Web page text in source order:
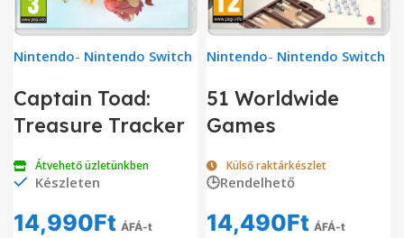
Nintendo- Nintendo Switch
Captain Toad:
Treasure Tracker
Átvehető üzletünkben
Készleten
14,990Ft ÁFÁ-t
Nintendo- Nintendo Switch
51 Worldwide
Games
Külső raktárkészlet
🕒Rendelhető
14,490Ft ÁFÁ-t